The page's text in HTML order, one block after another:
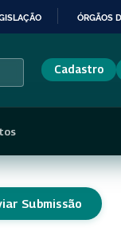
ÓRGÃOS
Cadastro
Submissão